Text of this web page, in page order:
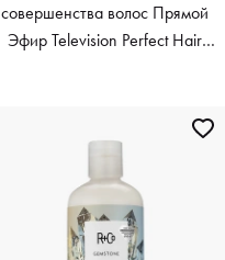
совершенства волос Прямой
Эфир Television Perfect Hair